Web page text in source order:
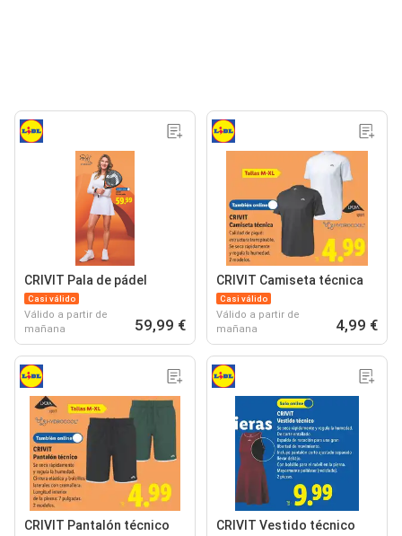
CRIVIT Pala de pádel
Casi válido
Válido a partir de
mañana
59,99 €
CRIVIT Camiseta técnica
Casi válido
Válido a partir de
mañana
4,99 €
CRIVIT Pantalón técnico CRIVIT Vestido técnico